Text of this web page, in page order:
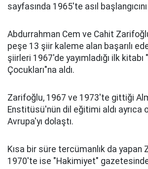
sayfasında 1965'te asıl başlangıcını
Abdurrahman Cem ve Cahit
peşe 13 şiir kaleme alan başarılı
şiirleri 1967'de yayımladığı ilk
Çocukları"na aldı.
Zarifoğlu, 1967 ve 1973'te gittiği
Enstitüsü'nün dil eğitimi aldı
Avrupa'yı dolaştı.
Kısa bir süre tercümanlık da yapan
1970'te ise "Hakimiyet"